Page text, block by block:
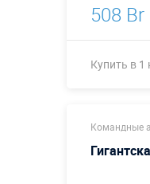
508 Br
Купить в 1
Размеры,
Командные